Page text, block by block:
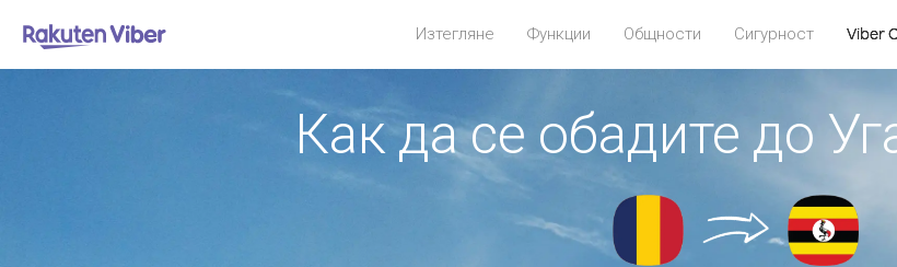
Изтегляне Функции Общности Сигурност Viber
Как да се обадите до